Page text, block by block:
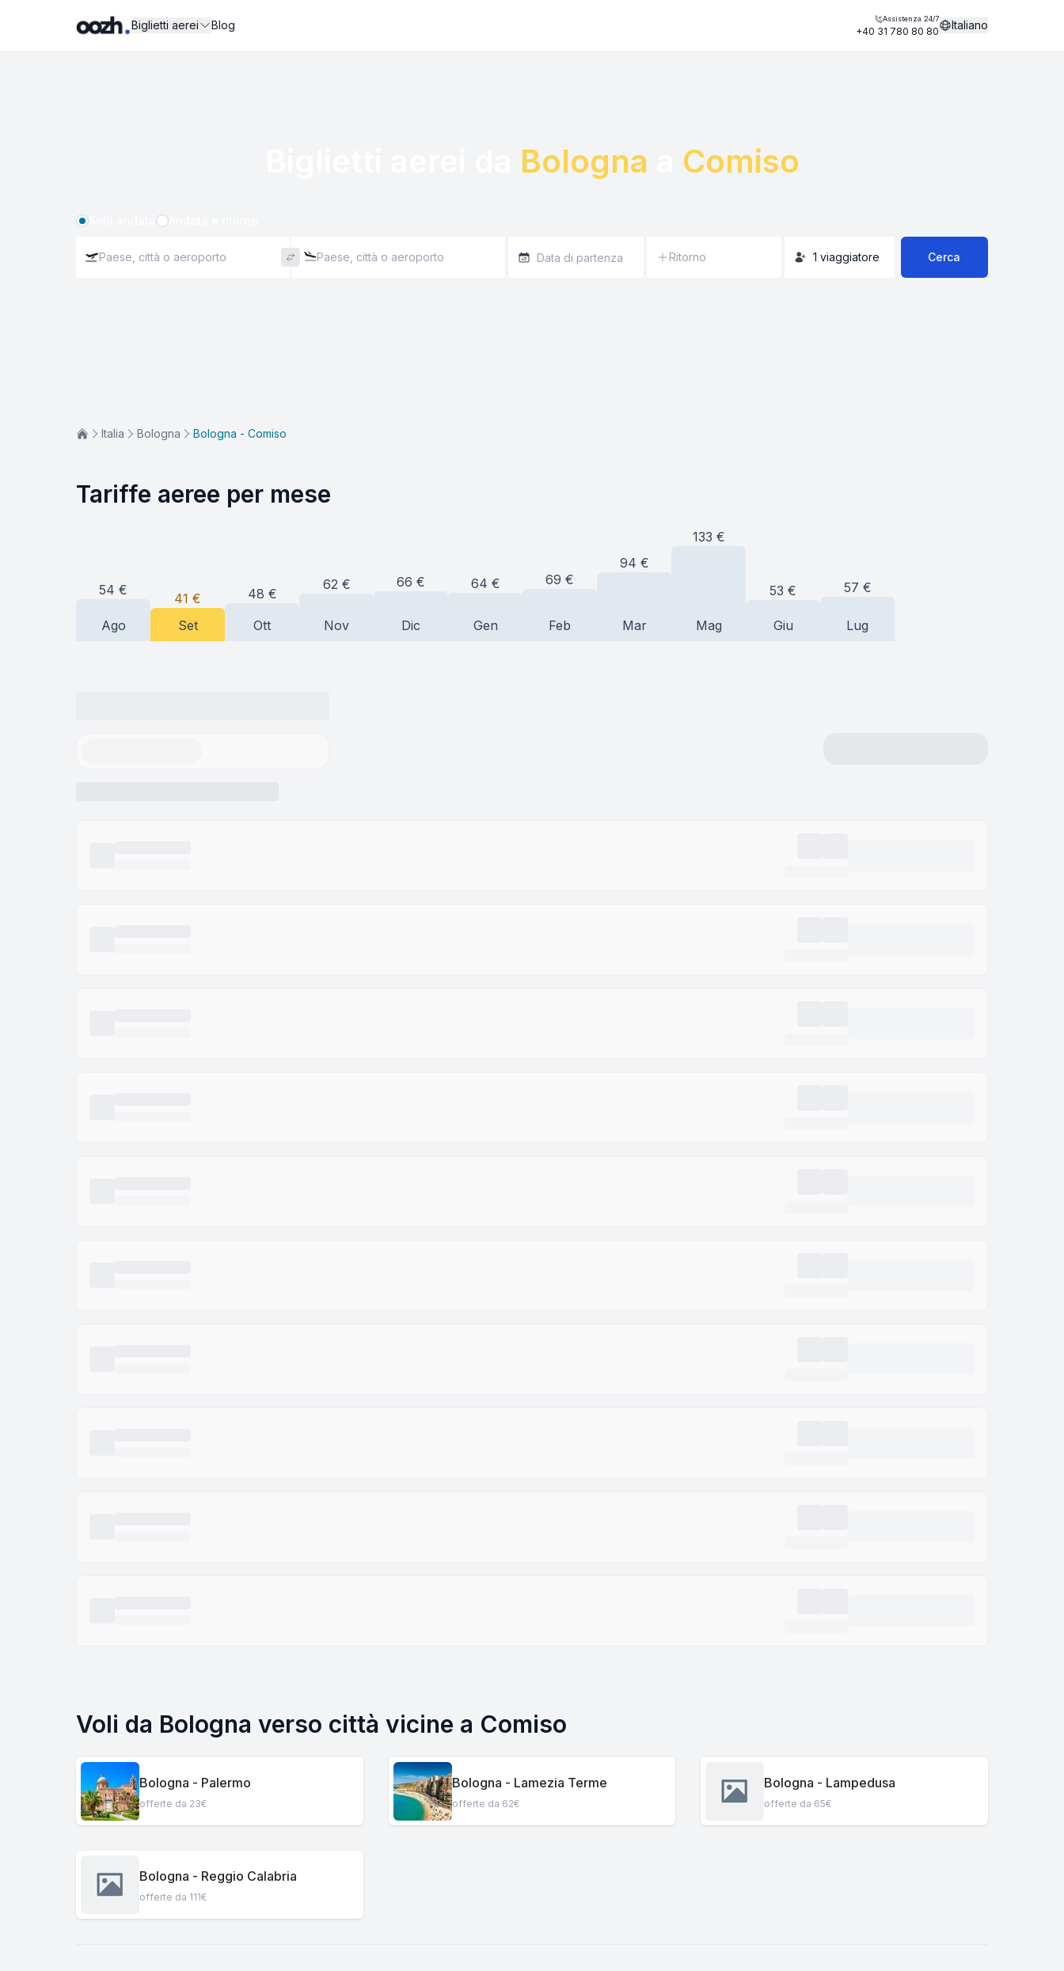
Biglietti aerei Blog Assistenza 24/7
+40 31 780 80 80 Italiano
Bologna Comiso
Ritorno 1 viaggiatore Cerca
Italia Bologna Bologna - Comiso
Tariffe aeree per mese
54 €
Ago
41 €
Set
48 €
Ott
62 €
Nov
66 €
Dic
64 €
Gen
69 €
Feb
94 €
Mar
133 €
Mag
53 €
Giu
57 €
Lug
Voli da Bologna verso città vicine a Comiso
Bologna - Palermo
offerte da 23€
Bologna - Lamezia Terme
offerte da 62€
Bologna - Lampedusa
offerte da 65€
Bologna - Reggio Calabria
offerte da 111€